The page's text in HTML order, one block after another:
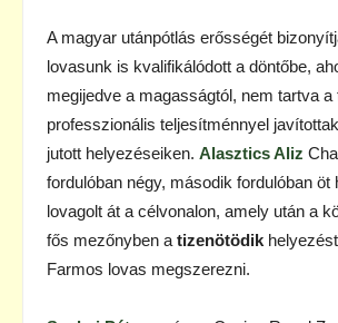
A magyar utánpótlás erősségét
lovasunk is kvalifikálódott a döntőbe,
megijedve a magasságtól, nem tartva a
professzionális teljesítménnyel
jutott helyezéseiken. Alasztics Aliz
fordulóban négy, második fordulóban öt
lovagolt át a célvonalon, amely után a
fős mezőnyben a tizenötödik
Farmos lovas megszerezni.